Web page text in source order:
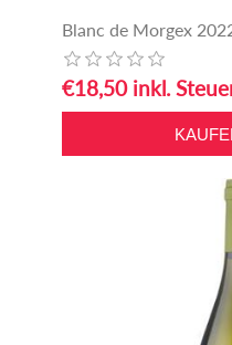
Blanc de Morgex
€18,50 inkl.